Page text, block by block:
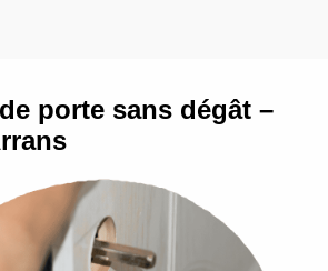
porte sans dégât –